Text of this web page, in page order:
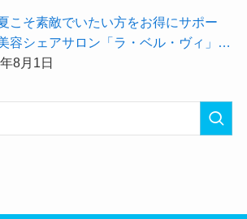
こそ素敵でいたい方をお得にサポー
容シェアサロン「ラ・ベル・ヴィ」か
年8月のお得情報が届きました！
8月1日